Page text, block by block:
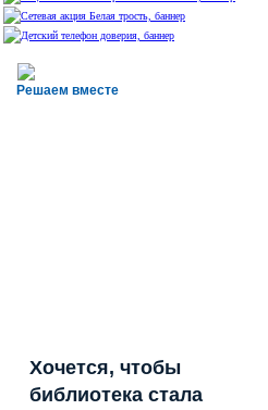
Решаем вместе
Хочется, чтобы
библиотека стала